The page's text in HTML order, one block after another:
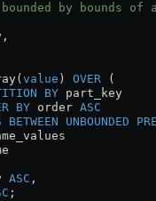
by bounds of a
value ) OVER (
BY part_key
BY
order ASC
BETWEEN UNBOUNDED
ASC ,
;